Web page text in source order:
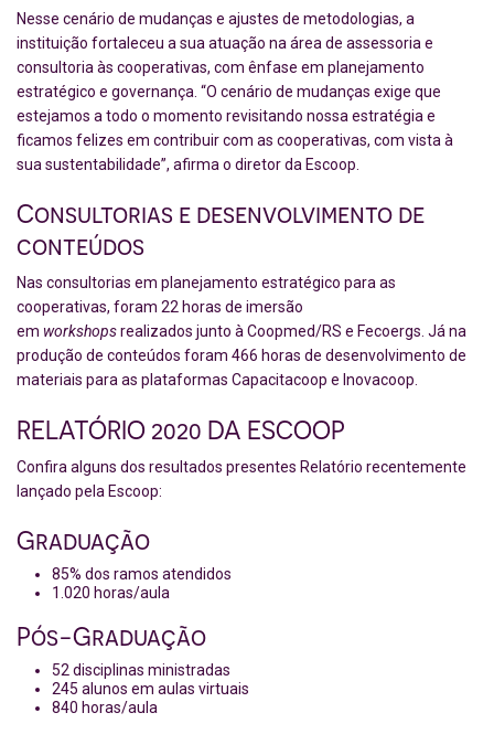
Nesse cenário de mudanças e ajustes de metodologias, a
instituição fortaleceu a sua atuação na área de assessoria e
consultoria às cooperativas, com ênfase em planejamento
estratégico e governança. “O cenário de mudanças exige que
estejamos a todo o momento revisitando nossa estratégia e
ficamos felizes em contribuir com as cooperativas, com vista à
sua sustentabilidade”, afirma o diretor da Escoop.
Consultorias e desenvolvimento de
conteúdos
Nas consultorias em planejamento estratégico para as
cooperativas, foram 22 horas de imersão
em workshopsrealizados junto à Coopmed/RS e Fecoergs. Já na
produção de conteúdos foram 466 horas de desenvolvimento de
materiais para as plataformas Capacitacoop e Inovacoop.
RELATÓRIO 2020 DA ESCOOP
Confira alguns dos resultados presentes Relatório recentemente
lançado pela Escoop:
Graduação
85% dos ramos atendidos
1.020 horas/aula
Pós-Graduação
52 disciplinas ministradas
245 alunos em aulas virtuais
840 horas/aula